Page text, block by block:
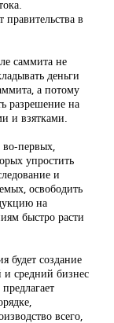
в
саммита не
деньги
а потому
разрешение на
и взятками.
первых,
упростить
и
освободить
на
быстро расти
будет создание
и средний бизнес
всего,